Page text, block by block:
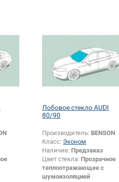
Лобовое стекло AUDI
80/90
Производитель: BENSON
Класс: Эконом
Наличие: Предзаказ
Цвет стекла: Прозрачное
теплоотражающее с
шумоизоляцией